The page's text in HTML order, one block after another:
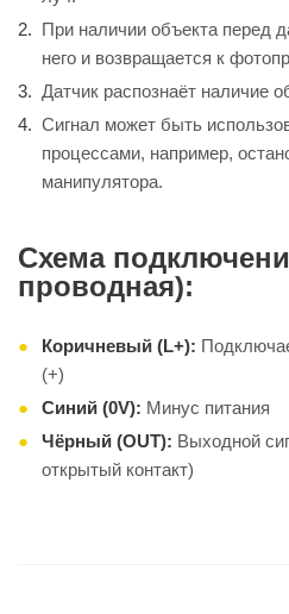
При наличии объекта перед
него и возвращается к
Датчик распознаёт наличие
Сигнал может быть
процессами, например,
манипулятора.
Схема
проводная):
Коричневый (L+):
(+)
Синий (0V): Минус питания
Чёрный (OUT): Выходной
открытый контакт)